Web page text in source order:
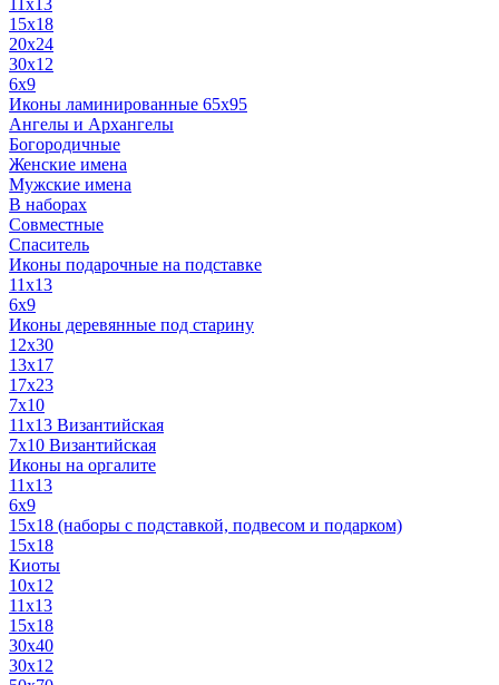
11x13
15x18
20x24
30х12
6x9
Иконы ламинированные 65x95
Ангелы и Архангелы
Богородичные
Женские имена
Мужские имена
В наборах
Совместные
Спаситель
Иконы подарочные на подставке
11x13
6x9
Иконы деревянные под старину
12х30
13x17
17x23
7x10
11x13 Византийская
7x10 Византийская
Иконы на оргалите
11x13
6x9
15х18 (наборы с подставкой, подвесом и подарком)
15x18
Киоты
10x12
11x13
15x18
30x40
30х12